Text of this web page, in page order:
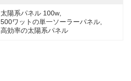
太陽系パネル 100w
500ワットの単一ソーラーパネル
高効率の太陽系パネル